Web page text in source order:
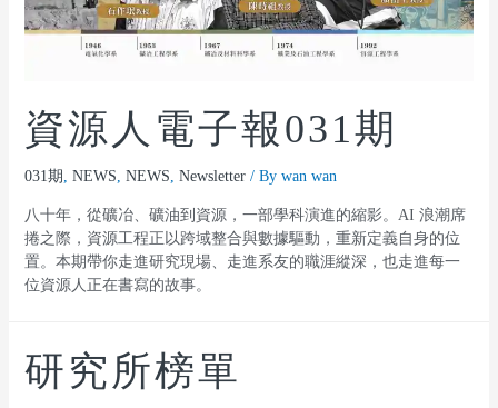
資源人電子報031期
031期 , NEWS, NEWS, Newsletter/ By wan wan
八十年，從礦冶、礦油到資源，一部學科演進的縮影。AI 浪潮席
捲之際，資源工程正以跨域整合與數據驅動，重新定義自身的位
置。本期帶你走進研究現場、走進系友的職涯縱深，也走進每一
位資源人正在書寫的故事。
研究所榜單